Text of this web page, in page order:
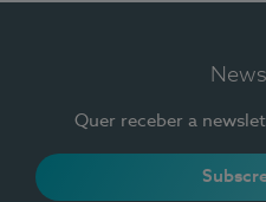
Quer receber a